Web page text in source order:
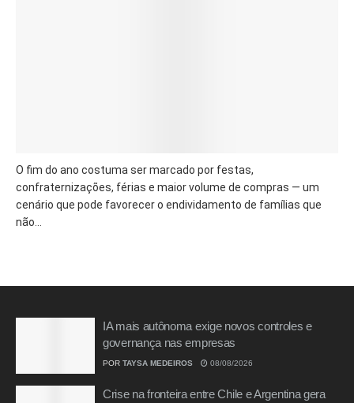
O fim do ano costuma ser marcado por festas,
confraternizações, férias e maior volume de compras — um
cenário que pode favorecer o endividamento de famílias que
não...
IA mais autônoma exige novos controles e
governança nas empresas
POR TAYSA MEDEIROS 08/08/2026
Crise na fronteira entre Chile e Argentina gera